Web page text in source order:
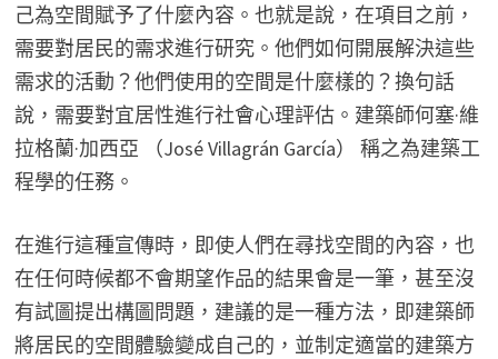
己為空間賦予了什麼內容。也就是說，在項目之前，
需要對居民的需求進行研究。他們如何開展解決這些
需求的活動？他們使用的空間是什麼樣的？換句話
說，需要對宜居性進行社會心理評估。建築師何塞·維
拉格蘭·加西亞 （José Villagrán García） 稱之為建築工
程學的任務。
在進行這種宣傳時，即使人們在尋找空間的內容，也
在任何時候都不會期望作品的結果會是一筆，甚至沒
有試圖提出構圖問題，建議的是一種方法，即建築師
將居民的空間體驗變成自己的，並制定適當的建築方